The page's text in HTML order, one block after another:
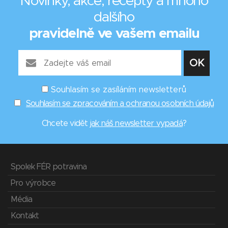
dalšího
pravidelně ve vašem emailu
Souhlasím se zasíláním newsletterů
Souhlasím se zpracováním a ochranou osobních údajů
Chcete vidět jak náš newsletter vypadá?
Spolek FÉR potravina
Pro výrobce
Média
Kontakt